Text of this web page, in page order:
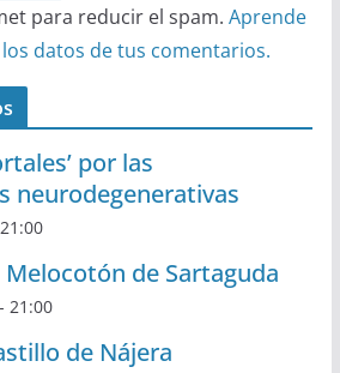
para reducir el spam. Aprende
datos de tus comentarios.
por las
neurodegenerativas
21:00
Melocotón de Sartaguda
21:00
de Nájera